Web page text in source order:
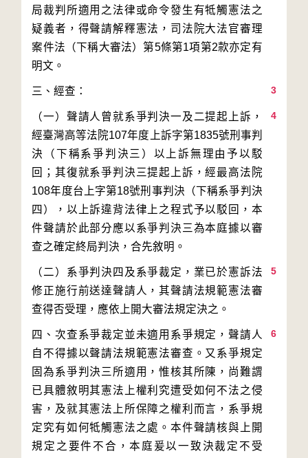
局裁判所適用之法律或命令發生有牴觸憲法之
疑義者，得聲請解釋憲法，司法院大法官審理
案件法（下稱大審法）第5條第1項第2款亦定有
3
4
（一）聲請人曾就系爭判決一及二提起上訴，
經臺灣高等法院107年度上訴字第1835號刑事判
決（下稱系爭判決三）以上訴無理由予以駁
回；其復就系爭判決三提起上訴，經最高法院
108年度台上字第18號刑事判決（下稱系爭判決
四），以上訴違背法律上之程式予以駁回，本
件聲請於此部分應以系爭判決三為本庭據以審
5
（二）系爭判決四及系爭裁定，業已於憲訴法
修正施行前送達聲請人，其聲請法規範憲法審
6
四、次查系爭裁定並未適用系爭規定，聲請人
自不得據以聲請法規範憲法審查。又系爭規定
固為系爭判決三所適用，惟核其所陳，尚難謂
已具體敘明其憲法上權利究遭受如何不法之侵
害，及就其憲法上所保障之權利而言，系爭規
定究有如何牴觸憲法之處。本件聲請核與上開
規定之要件不合，本庭爰以一致決裁定不受